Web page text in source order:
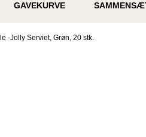
GAVEKURVE
-Jolly Serviet, Grøn, 20 stk.